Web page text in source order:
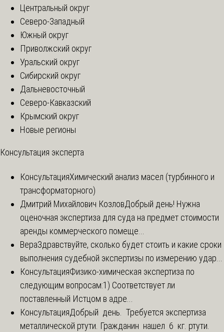
Центральный округ
Северо-Западный
Южный округ
Приволжский округ
Уральский округ
Сибирский округ
Дальневосточный
Северо-Кавказский
Крымский округ
Новые регионы
Консультация эксперта
КонсультацияХимический анализ масел (турбинного и
трансформаторного)
Дмитрий Михайлович КозловДобрый день! Нужна
оценочная экспертиза для суда на предмет стоимости
аренды коммерческого помеще...
ВераЗдравствуйте, сколько будет стоить и какие сроки
выполнения судебной экспертизы по измерению удар...
КонсультацияФизико-химическая экспертиза по
следующим вопросам:1) Соответствует ли
поставленный Истцом в адре...
КонсультацияДобрый день. Требуется экспертиза
металлической ртути. Гражданин нашел 6 кг. ртути.